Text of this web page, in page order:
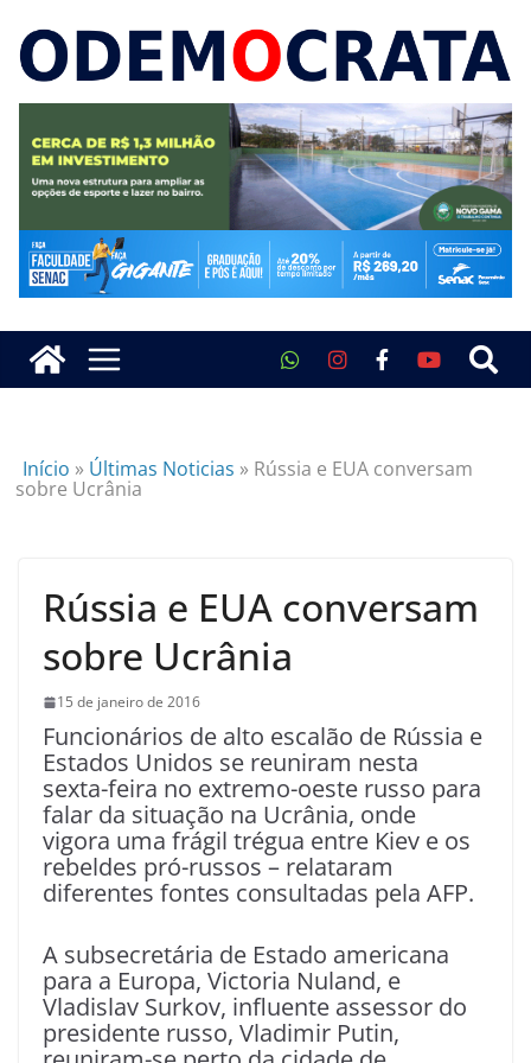
Início » Últimas Noticias » Rússia e EUA conversam
sobre Ucrânia
Rússia e EUA conversam
sobre Ucrânia
15 de janeiro de 2016
Funcionários de alto escalão de Rússia e
Estados Unidos se reuniram nesta
sexta-feira no extremo-oeste russo para
falar da situação na Ucrânia, onde
vigora uma frágil trégua entre Kiev e os
rebeldes pró-russos – relataram
diferentes fontes consultadas pela AFP.
A subsecretária de Estado americana
para a Europa, Victoria Nuland, e
Vladislav Surkov, influente assessor do
presidente russo, Vladimir Putin,